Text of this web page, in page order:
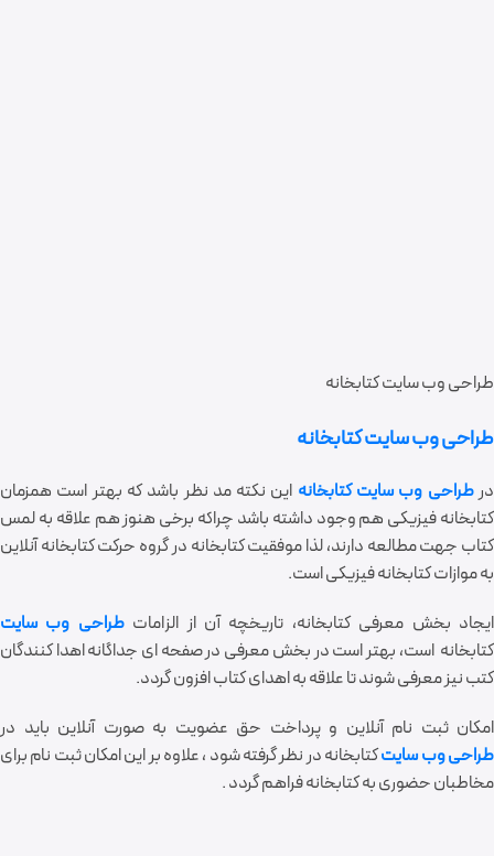
طراحی وب سایت کتابخانه
طراحی وب سایت کتابخانه
درطراحی وب سایت کتابخانه این نکته مد نظر باشد که بهتر است همزمان
کتابخانه فیزیکی هم وجود داشته باشد چراکه برخی هنوز هم علاقه به لمس
کتاب جهت مطالعه دارند، لذا موفقیت کتابخانه در گروه حرکت کتابخانه آنلاین
به موازات کتابخانه فیزیکی است.
ایجاد بخش معرفی کتابخانه، تاریخچه آن از الزاماتطراحی وب سایت
کتابخانه است، بهتر است در بخش معرفی در صفحه ای جداگانه اهدا کنندگان
کتب نیز معرفی شوند تا علاقه به اهدای کتاب افزون گردد.
امکان ثبت نام آنلاین و پرداخت حق عضویت به صورت آنلاین باید در
طراحی وب سایتکتابخانه در نظر گرفته شود ، علاوه بر این امکان ثبت نام برای
مخاطبان حضوری به کتابخانه فراهم گردد .